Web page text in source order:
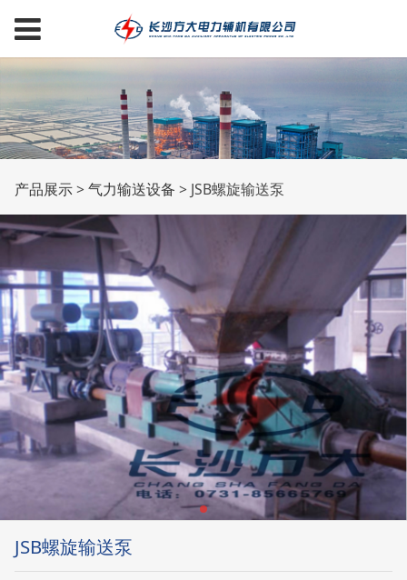
JSB螺旋输送泵
产品展示>气力输送设备 > JSB螺旋输送泵
JSB螺旋输送泵